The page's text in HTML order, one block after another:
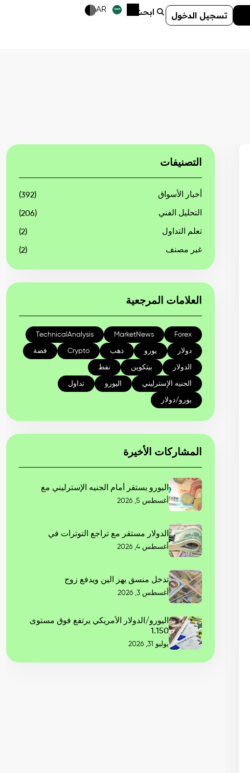
تسجيل الدخول ابحث AR
التصنيفات
أخبار الأسواق (392)
التحليل الفني (206)
تعلم التداول (2)
غير مصنف (2)
العلامات المرجعية
Forex
MarketNews
TechnicalAnalysis
دولار يورو ذهب Crypto فضة
الدولار بيتكوين نفط
الجنيه الإسترليني اليورو تداول
يورو/دولار
المشاركات الأخيرة
اليورو يستقر أمام الجنيه الإسترليني مع
أغسطس 5, 2026
الدولار مستقر مع تراجع التوترات في
أغسطس 4, 2026
تدخل منسق يهز الين ويدفع زوج
أغسطس 3, 2026
اليورو/الدولار الأمريكي يرتفع فوق مستوى
1.150
يوليو 31, 2026